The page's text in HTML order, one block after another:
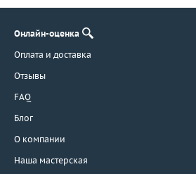
Онлайн-оценка
Оплата и доставка
Отзывы
FAQ
Блог
О компании
Наша мастерская